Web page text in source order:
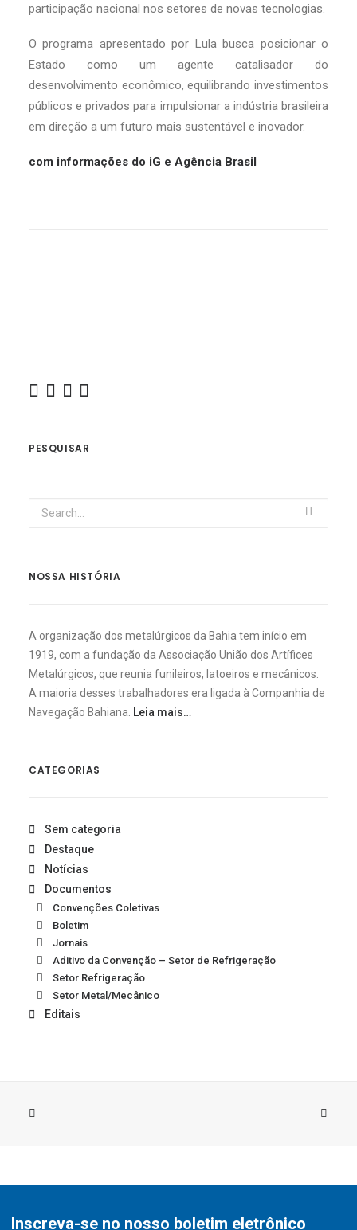
participação nacional nos setores de novas tecnologias.
O programa apresentado por Lula busca posicionar o
Estado como um agente catalisador do
desenvolvimento econômico, equilibrando investimentos
públicos e privados para impulsionar a indústria brasileira
em direção a um futuro mais sustentável e inovador.
com informações do iG e Agência Brasil
PESQUISAR
NOSSA HISTÓRIA
A organização dos metalúrgicos da Bahia tem início em
1919, com a fundação da Associação União dos Artífices
Metalúrgicos, que reunia funileiros, latoeiros e mecânicos.
A maioria desses trabalhadores era ligada à Companhia de
Navegação Bahiana. Leia mais…
CATEGORIAS
Sem categoria
Destaque
Notícias
Documentos
Convenções Coletivas
Boletim
Jornais
Aditivo da Convenção – Setor de Refrigeração
Setor Refrigeração
Setor Metal/Mecânico
Editais
Inscreva-se no nosso boletim eletrônico